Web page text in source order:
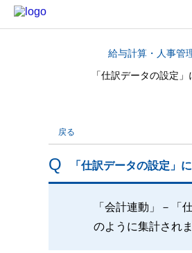
カテゴリから探す給与計算・人事管
「仕訳データの設定
戻る
「仕訳データの設定」
「会計連動」－「
のように集計され